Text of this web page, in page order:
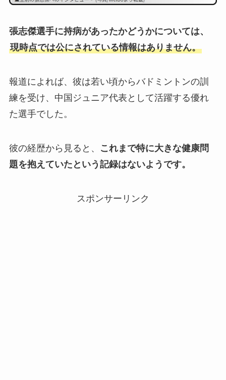
張志傑選手に持病があったかどうかについては、
現時点では公にされている情報はありません。
報道によれば、彼は若い頃からバドミントンの訓
練を受け、中国ジュニア代表として活躍する優れ
た選手でした。
彼の経歴から見ると、
これまで特に大きな健康問
題を抱えていたという記録はないようです。
スポンサーリンク